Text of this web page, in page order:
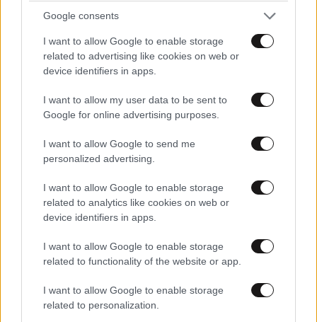
Google consents
I want to allow Google to enable storage
related to advertising like cookies on web or
device identifiers in apps.
I want to allow my user data to be sent to
Google for online advertising purposes.
I want to allow Google to send me
personalized advertising.
I want to allow Google to enable storage
related to analytics like cookies on web or
device identifiers in apps.
I want to allow Google to enable storage
related to functionality of the website or app.
I want to allow Google to enable storage
related to personalization.
ΕΛΛΑΔΑ07·08·2026 11:26
τροχαίο στις Σέρρες: Η στιγμή που το ΙΧ μπαίνει
στο αντίθετο ρεύμα – Ακαριαία πέθαναν γιος